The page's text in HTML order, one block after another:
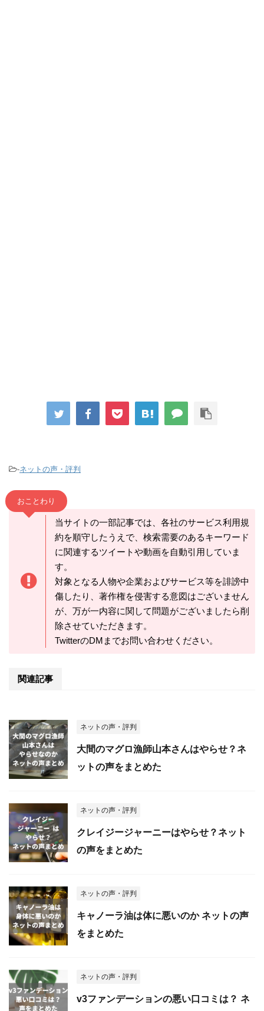
-ネットの声・評判
おことわり
当サイトの一部記事では、各社のサービス利用規
約を順守したうえで、検索需要のあるキーワード
に関連するツイートや動画を自動引用していま
す。
対象となる人物や企業およびサービス等を誹謗中
傷したり、著作権を侵害する意図はございません
が、万が一内容に関して問題がございましたら削
除させていただきます。
TwitterのDMまでお問い合わせください。
関連記事
ネットの声・評判
大間のマグロ漁師山本さんはやらせ？ネ
ットの声をまとめた
ネットの声・評判
クレイジージャーニーはやらせ？ネット
の声をまとめた
ネットの声・評判
キャノーラ油は体に悪いのか ネットの声
をまとめた
ネットの声・評判
v3ファンデーションの悪い口コミは？ ネ